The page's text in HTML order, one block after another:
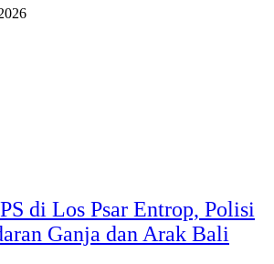
di Los Psar Entrop, Polisi
Ganja dan Arak Bali